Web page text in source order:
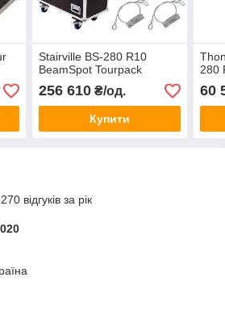
Stairville BS-280 R10
BeamSpot Tourpack
256 610₴/од.
Купити
280
60
відгуків за рік